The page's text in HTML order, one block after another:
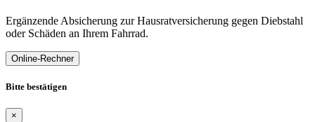
Ergänzende Absicherung zur Hausratversicherung gegen Diebstahl
oder Schäden an Ihrem Fahrrad.
Online-Rechner
Bitte bestätigen
×